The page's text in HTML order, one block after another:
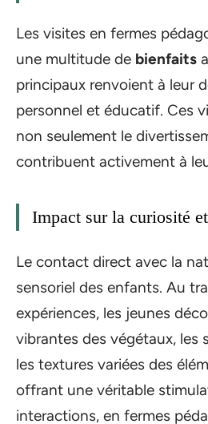
Les visites en fermes
une multitude de bienfaits
principaux renvoient à leur
personnel et éducatif. Ces
non seulement le
contribuent activement à
Impact sur la curiosité
Le contact direct avec la
sensoriel des enfants. Au
expériences, les jeunes
vibrantes des végétaux, les
les textures variées des
offrant une véritable
interactions, en fermes